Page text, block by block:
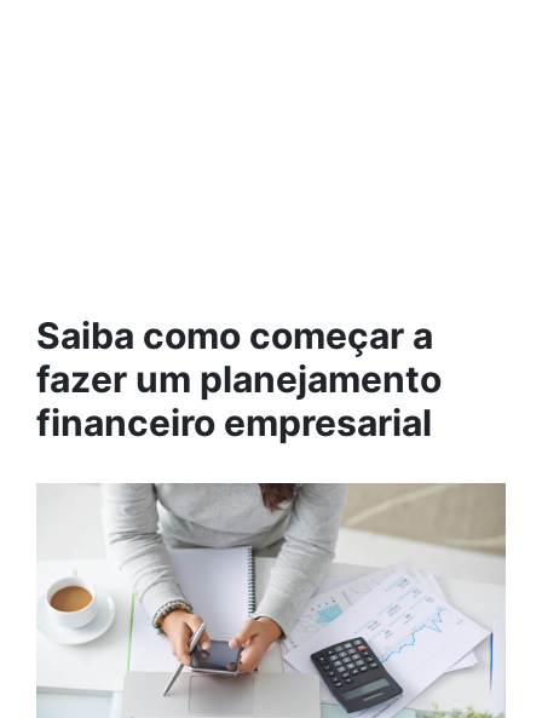
Saiba como começar a
fazer um planejamento
financeiro empresarial